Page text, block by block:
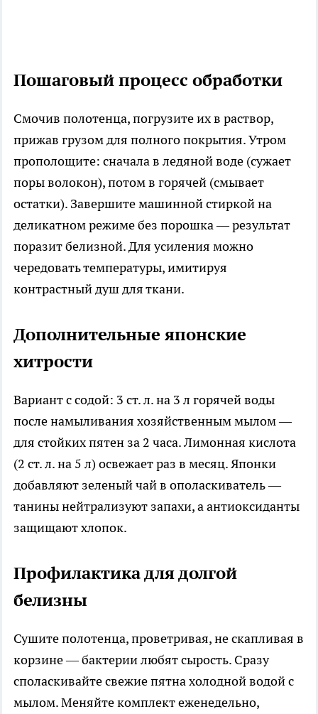
Пошаговый процесс обработки
Смочив полотенца, погрузите их в раствор,
прижав грузом для полного покрытия. Утром
прополощите: сначала в ледяной воде (сужает
поры волокон), потом в горячей (смывает
остатки). Завершите машинной стиркой на
деликатном режиме без порошка — результат
поразит белизной. Для усиления можно
чередовать температуры, имитируя
контрастный душ для ткани.
Дополнительные японские
хитрости
Вариант с содой: 3 ст. л. на 3 л горячей воды
после намыливания хозяйственным мылом —
для стойких пятен за 2 часа. Лимонная кислота
(2 ст. л. на 5 л) освежает раз в месяц. Японки
добавляют зеленый чай в ополаскиватель —
танины нейтрализуют запахи, а антиоксиданты
защищают хлопок.
Профилактика для долгой
белизны
Сушите полотенца, проветривая, не скапливая в
корзине — бактерии любят сырость. Сразу
споласкивайте свежие пятна холодной водой с
мылом. Меняйте комплект еженедельно,